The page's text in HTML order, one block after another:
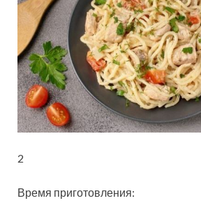
2
Время приготовления: